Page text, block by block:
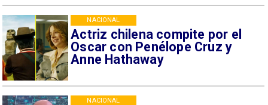
Actriz chilena compite por el
Oscar con Penélope Cruz y
Anne Hathaway
NACIONAL
NACIONAL